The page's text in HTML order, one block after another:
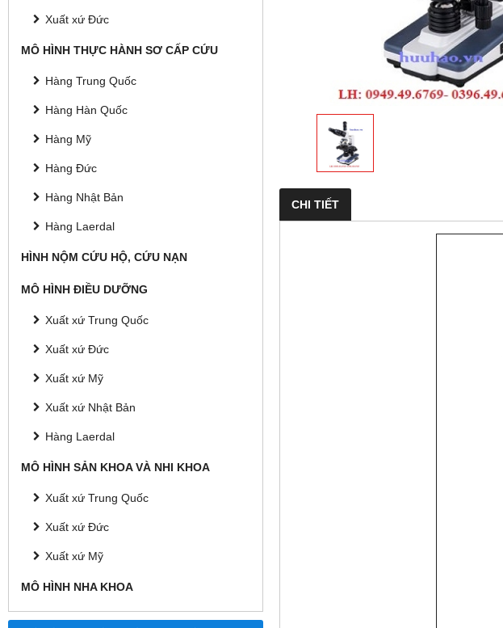
Xuất xứ Đức
MÔ HÌNH THỰC HÀNH SƠ CẤP CỨU
Hàng Trung Quốc
Hàng Hàn Quốc
Hàng Mỹ
Hàng Đức
Hàng Nhật Bản
Hàng Laerdal
HÌNH NỘM CỨU HỘ, CỨU NẠN
MÔ HÌNH ĐIỀU DƯỠNG
Xuất xứ Trung Quốc
Xuất xứ Đức
Xuất xứ Mỹ
Xuất xứ Nhật Bản
Hàng Laerdal
MÔ HÌNH SẢN KHOA VÀ NHI KHOA
Xuất xứ Trung Quốc
Xuất xứ Đức
Xuất xứ Mỹ
MÔ HÌNH NHA KHOA
CHI TIẾT